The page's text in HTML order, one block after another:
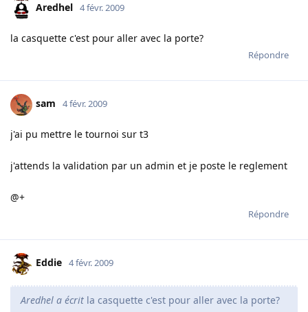
Aredhel 4 févr. 2009
la casquette c'est pour aller avec la porte?
Répondre
sam 4 févr. 2009
j'ai pu mettre le tournoi sur t3
j'attends la validation par un admin et je poste le reglement
@+
Répondre
Eddie 4 févr. 2009
Aredhel a écrit la casquette c'est pour aller avec la porte?